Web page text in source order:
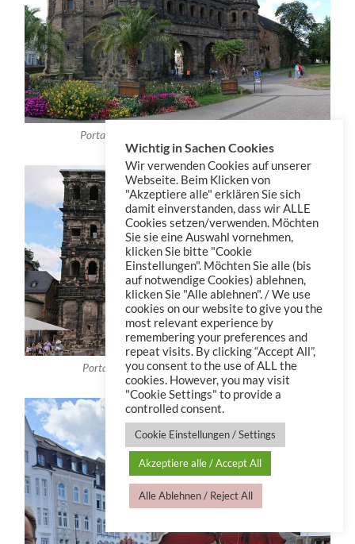
Porta Nigra – Blick von außerhalb der Stadt
Porta Nigra – Blick aus innerhalb der Stadt
Wichtig in Sachen Cookies
Wir verwenden Cookies auf unserer
Webseite. Beim Klicken von
"Akzeptiere alle" erklären Sie sich
damit einverstanden, dass wir ALLE
Cookies setzen/verwenden. Möchten
Sie sie eine Auswahl vornehmen,
klicken Sie bitte "Cookie
Einstellungen". Möchten Sie alle (bis
auf notwendige Cookies) ablehnen,
klicken Sie "Alle ablehnen". / We use
cookies on our website to give you the
most relevant experience by
remembering your preferences and
repeat visits. By clicking “Accept All”,
you consent to the use of ALL the
cookies. However, you may visit
"Cookie Settings" to provide a
controlled consent.
Cookie Einstellungen / Settings
Akzeptiere alle / Accept All
Alle Ablehnen / Reject All